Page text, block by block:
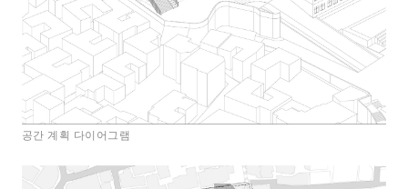
공간 계획 다이어그램